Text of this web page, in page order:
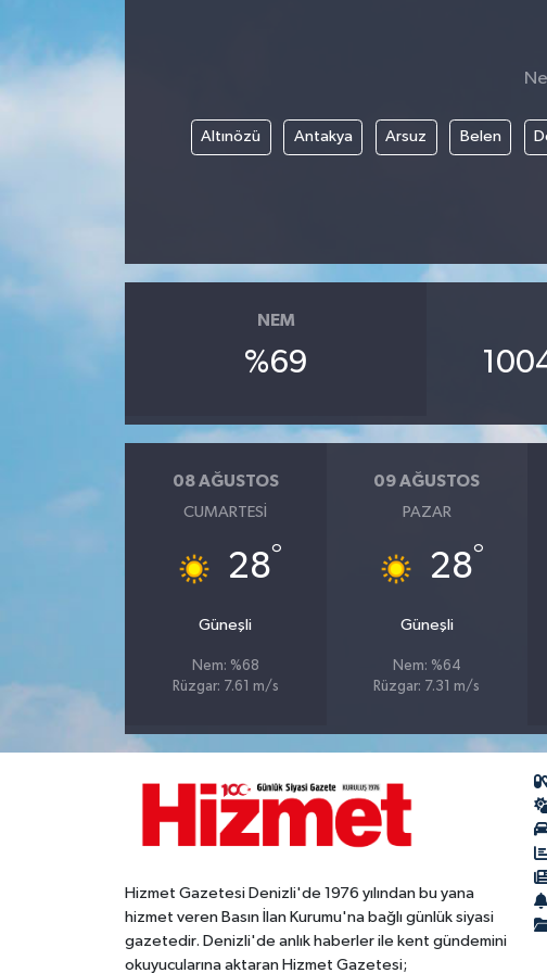
Altınözü Antakya Arsuz Belen
NEM
%69
08 AĞUSTOS
CUMARTESI
28°
Güneşli
Nem: %68
Rüzgar: 7.61 m/s
09 AĞUSTOS
PAZAR
28°
Güneşli
Nem: %64
Rüzgar: 7.31 m/s
Hizmet Gazetesi Denizli'de 1976 yılından bu yana
hizmet veren Basın İlan Kurumu'na bağlı günlük siyasi
gazetedir. Denizli'de anlık haberler ile kent gündemini
okuyucularına aktaran Hizmet Gazetesi;
ÖZEL HABER
RESMİ REKLAM